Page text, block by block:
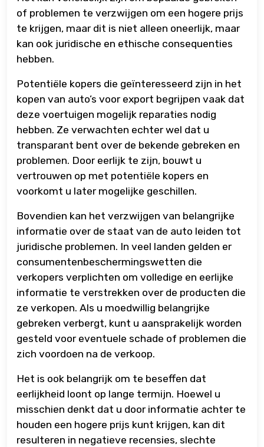
of problemen te verzwijgen om een hogere prijs
te krijgen, maar dit is niet alleen oneerlijk, maar
kan ook juridische en ethische consequenties
hebben.
Potentiële kopers die geïnteresseerd zijn in het
kopen van auto’s voor export begrijpen vaak dat
deze voertuigen mogelijk reparaties nodig
hebben. Ze verwachten echter wel dat u
transparant bent over de bekende gebreken en
problemen. Door eerlijk te zijn, bouwt u
vertrouwen op met potentiële kopers en
voorkomt u later mogelijke geschillen.
Bovendien kan het verzwijgen van belangrijke
informatie over de staat van de auto leiden tot
juridische problemen. In veel landen gelden er
consumentenbeschermingswetten die
verkopers verplichten om volledige en eerlijke
informatie te verstrekken over de producten die
ze verkopen. Als u moedwillig belangrijke
gebreken verbergt, kunt u aansprakelijk worden
gesteld voor eventuele schade of problemen die
zich voordoen na de verkoop.
Het is ook belangrijk om te beseffen dat
eerlijkheid loont op lange termijn. Hoewel u
misschien denkt dat u door informatie achter te
houden een hogere prijs kunt krijgen, kan dit
resulteren in negatieve recensies, slechte